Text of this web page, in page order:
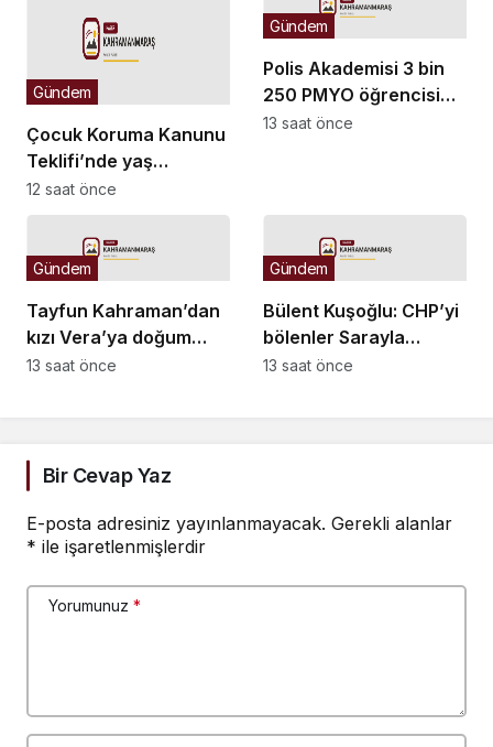
Çocuk Koruma Kanunu
Teklifi’nde yaş
düzenlemesi:
Tekerrürde yaş sınırını
18’den 15’e düşüren
madde tekliften
Gündem
12 saat önce
Polis Akademisi 3 bin
250 PMYO öğrencisi
alacak
Gündem
13 saat önce
Tayfun Kahraman’dan
kızı Vera’ya doğum
günü mesajı
Gündem
13 saat önce
Bülent Kuşoğlu: CHP’yi
bölenler Sarayla
çalışıyordur
Gündem
13 saat önce
Bir Cevap Yaz
E-posta adresiniz yayınlanmayacak. Gerekli alanlar
* ile işaretlenmişlerdir
Yorumunuz *